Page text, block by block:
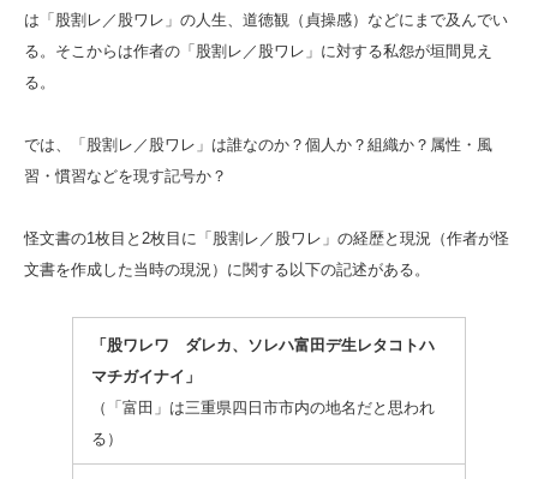
は「股割レ／股ワレ」の人生、道徳観（貞操感）などにまで及んでい
る。そこからは作者の「股割レ／股ワレ」に対する私怨が垣間見え
る。
では、「股割レ／股ワレ」は誰なのか？個人か？組織か？属性・風
習・慣習などを現す記号か？
怪文書の1枚目と2枚目に「股割レ／股ワレ」の経歴と現況（作者が怪
文書を作成した当時の現況）に関する以下の記述がある。
「股ワレワ ダレカ、ソレハ富田デ生レタコトハ
マチガイナイ」
（「富田」は三重県四日市市内の地名だと思われ
る）